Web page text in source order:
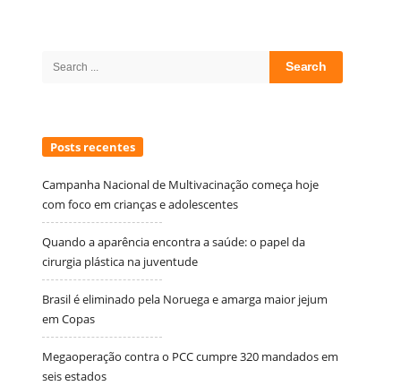
Search
Posts recentes
Campanha Nacional de Multivacinação começa hoje
com foco em crianças e adolescentes
Quando a aparência encontra a saúde: o papel da
cirurgia plástica na juventude
Brasil é eliminado pela Noruega e amarga maior jejum
em Copas
Megaoperação contra o PCC cumpre 320 mandados em
seis estados